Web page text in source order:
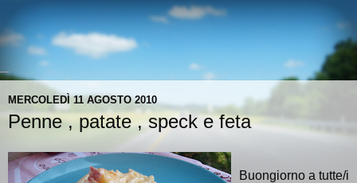
MERCOLEDÌ 11 AGOSTO 2010
Penne , patate , speck e feta
Buongiorno a tutte/i